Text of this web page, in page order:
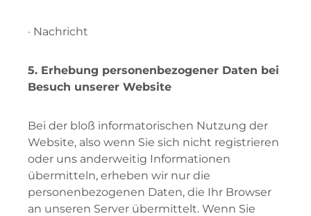
· Nachricht
5. Erhebung personenbezogener Daten bei
Besuch unserer Website
Bei der bloß informatorischen Nutzung der
Website, also wenn Sie sich nicht registrieren
oder uns anderweitig Informationen
übermitteln, erheben wir nur die
personenbezogenen Daten, die Ihr Browser
an unseren Server übermittelt. Wenn Sie